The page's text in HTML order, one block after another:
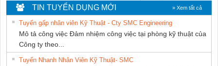
MARINE SUPPLY
DỊCH VỤ XNK
PHƯƠNG NAM
TIN TUYỂN DỤNG MỚI » Xem tất cả
Tuyển gấp nhân viên Kỹ Thuật - Cty SMC Engineering
Mô tả công việc Đảm nhiệm công việc tại phòng kỹ thuật của
Công ty theo...
Tuyển Nhanh Nhân Viên Kỹ Thuật- SMC